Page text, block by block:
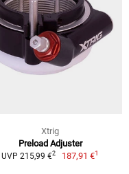
Xtrig
Preload Adjuster
UVP 215,99 €2 187,91 €1